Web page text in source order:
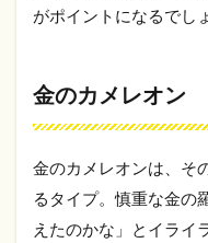
がポイントになるでし
金のカメレオン
金のカメレオンは、そ
るタイプ。慎重な金の
えたのかな」とイライ